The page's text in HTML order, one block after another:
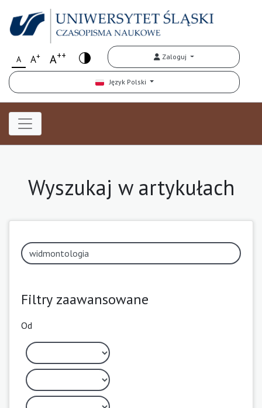
A A+ A++ Zaloguj
Język Polski
Wyszukaj w artykułach
Filtry zaawansowane
Od